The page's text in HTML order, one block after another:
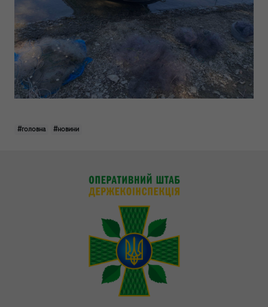
#головна #новини